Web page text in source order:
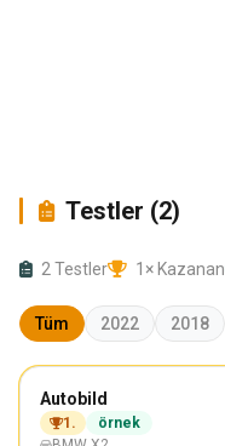
Testler (2)
2 Testler 1× Kazanan
Tüm 2022 2018
Tüm mevsimler
225/50 R18
Autobild
1.
örnek